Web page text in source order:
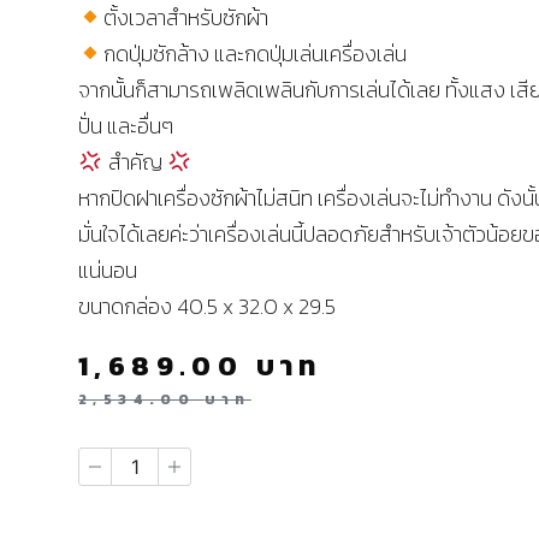
ตั้งเวลาสำหรับซักผ้า
กดปุ่มซักล้าง และกดปุ่มเล่นเครื่องเล่น
จากนั้นก็สามารถเพลิดเพลินกับการเล่นได้เลย ทั้งแสง เสี
ปั่น และอื่นๆ
สำคัญ
หากปิดฝาเครื่องซักผ้าไม่สนิท เครื่องเล่นจะไม่ทำงาน ดัง
มั่นใจได้เลยค่ะว่าเครื่องเล่นนี้ปลอดภัยสำหรับเจ้าตัวน้อ
แน่นอน
ขนาดกล่อง 40.5 x 32.0 x 29.5
2,534.00บาท
1,689.00 บาท